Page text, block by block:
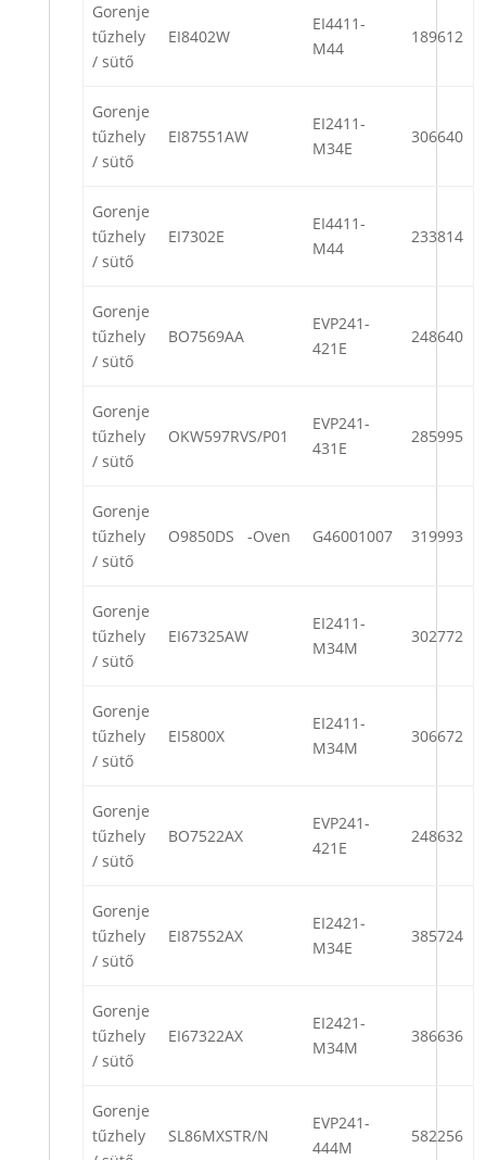
Gorenje
tűzhely
/ sütő
EI8402W
EI4411-
M44
189612
Gorenje
tűzhely
/ sütő
EI87551AW
EI2411-
M34E
306640
Gorenje
tűzhely
/ sütő
EI7302E
EI4411-
M44
233814
Gorenje
tűzhely
/ sütő
BO7569AA
EVP241-
421E
248640
Gorenje
tűzhely
/ sütő
OKW597RVS/P01
EVP241-
431E
285995
Gorenje
tűzhely
/ sütő
O9850DS -Oven G46001007 319993
Gorenje
tűzhely
/ sütő
EI67325AW
EI2411-
M34M
302772
Gorenje
tűzhely
/ sütő
EI5800X
EI2411-
M34M
306672
Gorenje
tűzhely
/ sütő
BO7522AX
EVP241-
421E
248632
Gorenje
tűzhely
/ sütő
EI87552AX
EI2421-
M34E
385724
Gorenje
tűzhely
/ sütő
EI67322AX
EI2421-
M34M
386636
Gorenje
tűzhely
SL86MXSTR/N
EVP241-
444M
582256